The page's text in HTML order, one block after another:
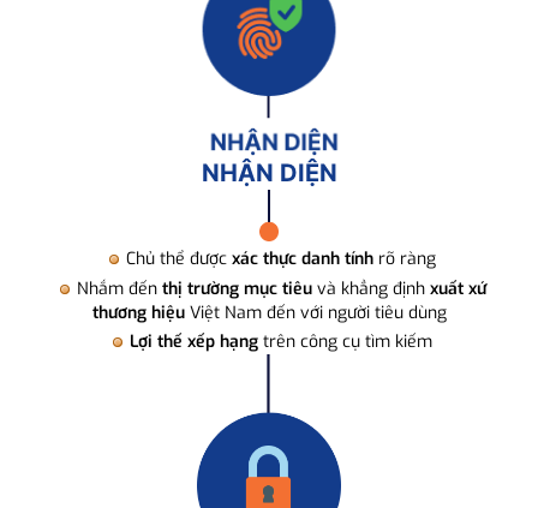
NHẬN DIỆN
Chủ thể được xác thực danh tính rõ ràng
Nhắm đến thị trường mục tiêuvà khẳng định xuất xứ
thương hiệuViệt Nam đến với người tiêu dùng
Lợi thế xếp hạng trên công cụ tìm kiếm